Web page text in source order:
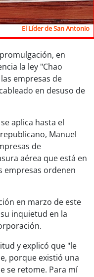
El Líder de San Antonio
en
la ley "Chao
empresas de
en desuso de
aplica hasta el
Manuel
de
aérea que está en
empresas ordenen
en marzo de este
inquietud en la
y explicó que "le
porque existió una
se retome. Para mí